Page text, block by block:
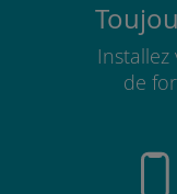
Installez
de